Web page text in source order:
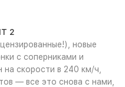
2
новые
с соперниками и
скорости в 240 км/ч,
— все это снова с нами,